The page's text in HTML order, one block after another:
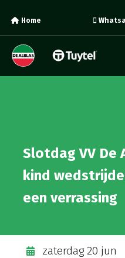
Home
Slotdag VV De
kind
een verrassing
zaterdag 20 jun